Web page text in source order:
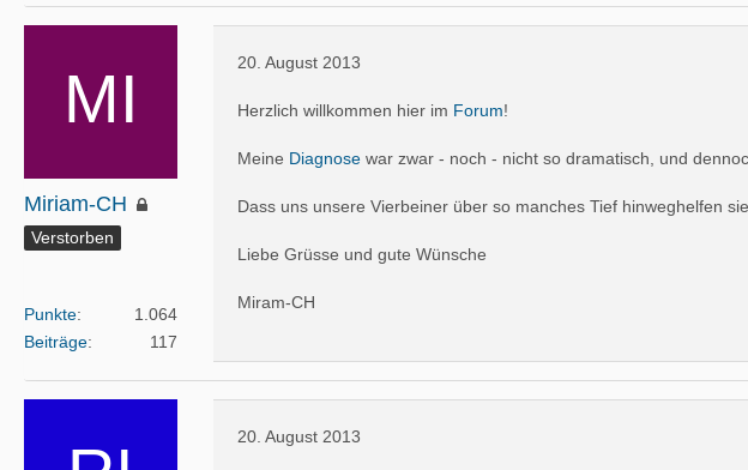
Miriam-CH
Verstorben
Punkte
1.064
Beiträge
117
20. August 2013
Herzlich willkommen hier im Forum!
Meine Diagnose war zwar - noch - nicht so dramatisch, und
Dass uns unsere Vierbeiner über so manches Tief hinweghelfen
Liebe Grüsse und gute Wünsche
Miram-CH
20. August 2013